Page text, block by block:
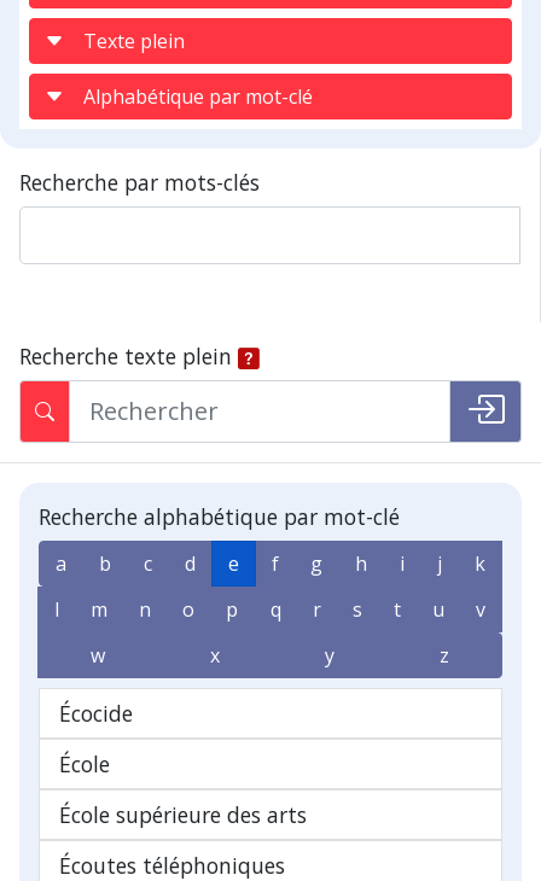
Texte plein
Alphabétique par mot-clé
Recherche par mots-clés
Recherche texte plein
Recherche alphabétique par mot-clé
a b c d e f g h i j
k
l
m n o p q r s t u
v
w
x y z
Écocide
École
École supérieure des arts
Écoutes téléphoniques